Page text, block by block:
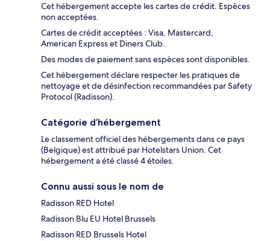
Cet hébergement accepte les cartes de crédit. Espèces
non acceptées.
Cartes de crédit acceptées : Visa, Mastercard,
American Express et Diners Club.
Des modes de paiement sans espèces sont disponibles.
Cet hébergement déclare respecter les pratiques de
nettoyage et de désinfection recommandées par Safety
Protocol (Radisson).
Catégorie d’hébergement
Le classement officiel des hébergements dans ce pays
(Belgique) est attribué par Hotelstars Union. Cet
hébergement a été classé 4 étoiles.
Connu aussi sous le nom de
Radisson RED Hotel
Radisson Blu EU Hotel Brussels
Radisson RED Brussels Hotel